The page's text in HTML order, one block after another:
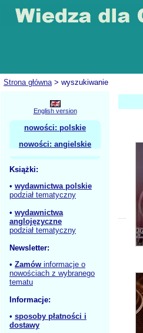
Strona główna> wyszukiwanie
English version
nowości: polskie
nowości: angielskie
Książki:
• wydawnictwa polskie
podział tematyczny
• wydawnictwa
anglojęzyczne
podział tematyczny
Newsletter:
• Zamów informacje o
nowościach z wybranego
tematu
Informacje:
• sposoby płatności i
dostawy